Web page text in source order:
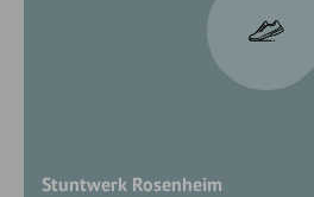
Stuntwerk Rosenheim